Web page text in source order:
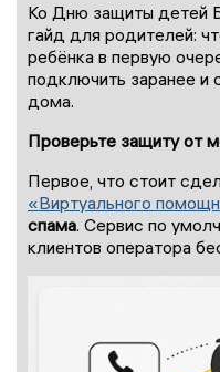
Ко Дню защиты детей
гайд для родителей:
ребёнка в первую
подключить заранее и
дома.
Проверьте защиту от
Первое, что стоит
«Виртуального
спама. Сервис по
клиентов оператора